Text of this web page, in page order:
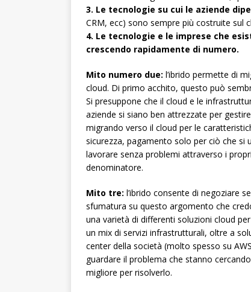
3. Le tecnologie su cui le aziende
CRM, ecc) sono sempre più costruite sul
4. Le tecnologie e le imprese che
crescendo rapidamente di numero.
Mito numero due: l’ibrido permette di
cloud. Di primo acchito, questo può
Si presuppone che il cloud e le
aziende si siano ben attrezzate per
migrando verso il cloud per le
sicurezza, pagamento solo per ciò che si
lavorare senza problemi attraverso i
denominatore.
Mito tre: l’ibrido consente di negoziare
sfumatura su questo argomento che
una varietà di differenti soluzioni cloud
un mix di servizi infrastrutturali, oltre a
center della società (molto spesso su
guardare il problema che stanno
migliore per risolverlo.